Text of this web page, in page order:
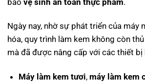
Ngày nay, nhờ sự phát triển của máy
hóa, quy trình làm kem không còn
mà đã được nâng cấp với các thiết bị
Máy làm kem tươi, máy làm kem